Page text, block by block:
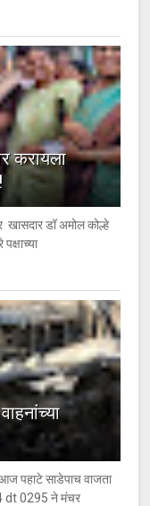
करायला
खासदार डॉ अमोल कोल्हे
आज पहाटे साडेपाच वाजता
dt 0295 ने मंचर